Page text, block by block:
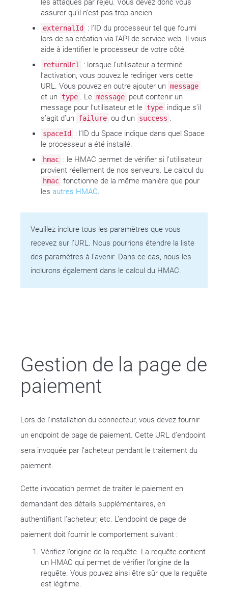
les attaques par rejeu. Vous devez donc vous
assurer qu’il n’est pas trop ancien.
externalId
: l’ID du processeur tel que fourni
lors de sa création via l’API de service web. Il vous
aide à identifier le processeur de votre côté.
returnUrl
: lorsque l’utilisateur a terminé
l’activation, vous pouvez le rediriger vers cette
URL. Vous pouvez en outre ajouter un message
et un type . Le message peut contenir un
message pour l’utilisateur et le type indique s’il
s’agit d’un failure ou d’un success .
spaceId
: l’ID du Space indique dans quel Space
le processeur a été installé.
hmac : le HMAC permet de vérifier si l’utilisateur
provient réellement de nos serveurs. Le calcul du
hmac fonctionne de la même manière que pour
les autres HMAC.
Veuillez inclure tous les paramètres que vous
recevez sur l’URL. Nous pourrions étendre la liste
des paramètres à l’avenir. Dans ce cas, nous les
inclurons également dans le calcul du HMAC.
Gestion de la page de
paiement
Lors de l’installation du connecteur, vous devez fournir
un endpoint de page de paiement. Cette URL d’endpoint
sera invoquée par l’acheteur pendant le traitement du
paiement.
Cette invocation permet de traiter le paiement en
demandant des détails supplémentaires, en
authentifiant l’acheteur, etc. L’endpoint de page de
paiement doit fournir le comportement suivant :
Vérifiez l’origine de la requête. La requête contient
un HMAC qui permet de vérifier l’origine de la
requête. Vous pouvez ainsi être sûr que la requête
est légitime.